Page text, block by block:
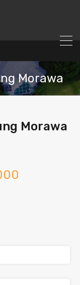
Morawa
Morawa